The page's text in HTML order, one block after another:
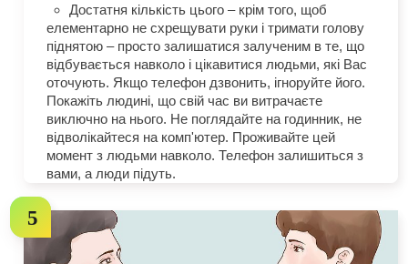
Достатня кількість цього – крім того, щоб
елементарно не схрещувати руки і тримати голову
піднятою – просто залишатися залученим в те, що
відбувається навколо і цікавитися людьми, які Вас
оточують. Якщо телефон дзвонить, ігноруйте його.
Покажіть людині, що свій час ви витрачаєте
виключно на нього. Не поглядайте на годинник, не
відволікайтеся на комп'ютер. Проживайте цей
момент з людьми навколо. Телефон залишиться з
вами, а люди підуть.